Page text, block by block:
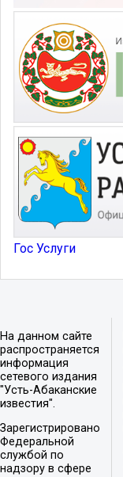
Гос Услуги
На данном сайте
распространяется
информация
сетевого издания
"Усть-Абаканские
известия".
Зарегистрировано
Федеральной
службой по
надзору в сфере